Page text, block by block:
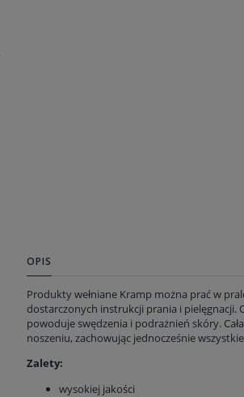
OPIS
Produkty wełniane Kramp można prać w
dostarczonych instrukcji prania i pielęgnacji.
powoduje swędzenia i podrażnień skóry.
noszeniu, zachowując jednocześnie
Zalety:
wysokiej jakości